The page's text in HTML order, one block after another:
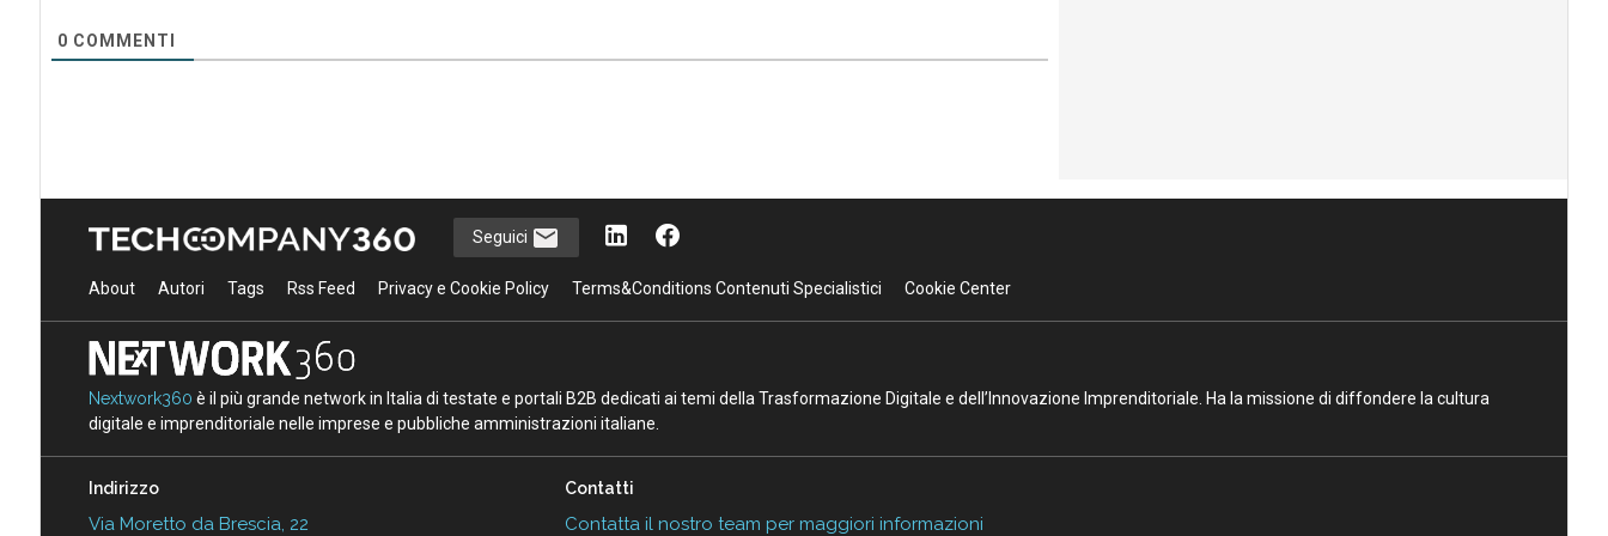
0 COMMENTI
Seguici
About Autori Tags Rss Feed Privacy e Cookie Policy Terms&Conditions Contenuti Specialistici Cookie Center
Nextwork360 è il più grande network in Italia di testate e portali B2B dedicati ai temi della Trasformazione Digitale e dell’Innovazione Imprenditoriale. Ha la missione di diffondere la cultura
digitale e imprenditoriale nelle imprese e pubbliche amministrazioni italiane.
Indirizzo
Via Moretto da Brescia, 22
Contatti
Contatta il nostro team per maggiori informazioni